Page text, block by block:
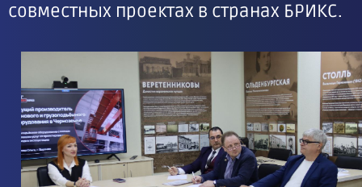
совместных проектах в странах БРИКС.